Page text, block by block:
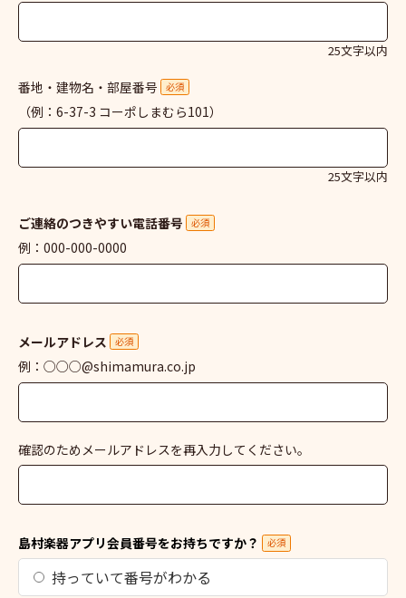
25文字以内
番地・建物名・部屋番号 必須
（例：6-37-3 コーポしまむら101）
25文字以内
ご連絡のつきやすい電話番号 必須
例：000-000-0000
メールアドレス 必須
例：○○○@shimamura.co.jp
確認のためメールアドレスを再入力してください。
島村楽器アプリ会員番号をお持ちですか？ 必須
持っていて番号がわかる